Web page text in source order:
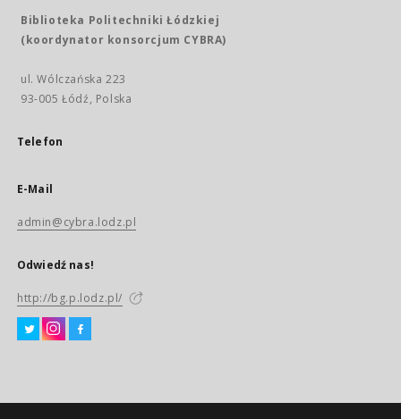
Biblioteka Politechniki Łódzkiej
(koordynator konsorcjum CYBRA)
ul. Wólczańska 223
93-005 Łódź, Polska
Telefon
E-Mail
admin@cybra.lodz.pl
Odwiedź nas!
http://bg.p.lodz.pl/